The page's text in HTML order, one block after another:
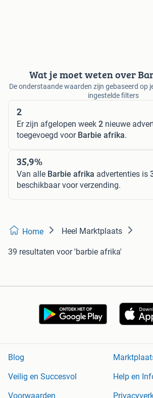
Wat je moet weten over
De onderstaande waarden zijn gebaseerd op
ingestelde filters
2
Er zijn afgelopen week 2 nieuwe
toegevoegd voor Barbie afrika.
35,9%
Van alle Barbie afrika advertenties is
beschikbaar voor verzending.
Home Heel Marktplaats
39 resultaten voor 'barbie afrika'
Blog
Veilig en Succesvol
Help en
Voorwaarden